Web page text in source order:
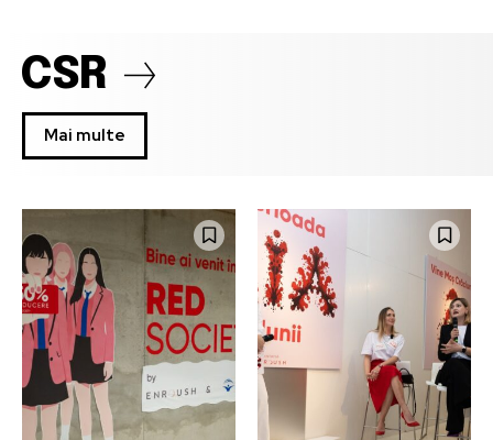
CSR
Mai multe